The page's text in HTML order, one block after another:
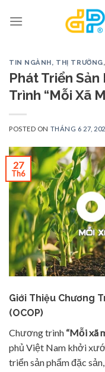
TIN NGÀNH, THỊ TRƯỜNG,
Phát Triển Sản
Trình “Mỗi Xã
POSTED ON THÁNG 6 27,
27
Th6
Giới Thiệu Chương
(OCOP)
Chương trình “Mỗi xã
phủ Việt Nam khởi
triển sản phẩm đặc